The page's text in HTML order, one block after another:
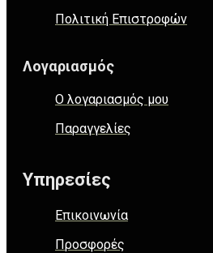
Πολιτική Επιστροφών
Λογαριασμός
Ο λογαριασμός μου
Παραγγελίες
Υπηρεσίες
Επικοινωνία
Προσφορές